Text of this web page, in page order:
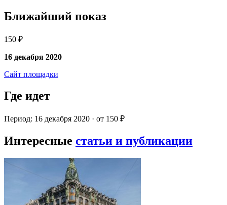
Ближайший показ
150 ₽
16 декабря 2020
Сайт площадки
Где идет
Период: 16 декабря 2020 · от 150 ₽
Интересные статьи и публикации